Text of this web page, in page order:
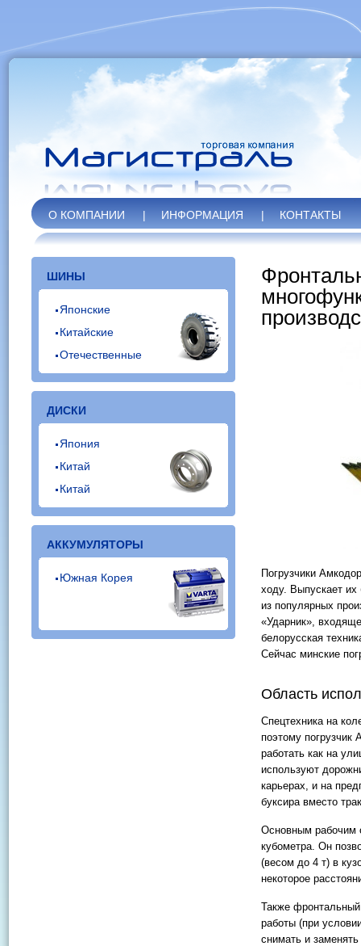
О КОМПАНИИ | ИНФОРМАЦИЯ | КОНТАКТЫ
ШИНЫ
Японские
Китайские
Отечественные
ДИСКИ
Япония
Китай
Китай
АККУМУЛЯТОРЫ
Южная Корея
Погрузчики
ходу. Выпускает
из популярных
«Ударник»,
белорусская
Сейчас минские
Область
Спецтехника на
поэтому
работать как на
используют
карьерах, и на
буксира вместо
Основным рабочим
кубометра. Он
(весом до 4 т) в
некоторое
Также
работы (при
снимать и